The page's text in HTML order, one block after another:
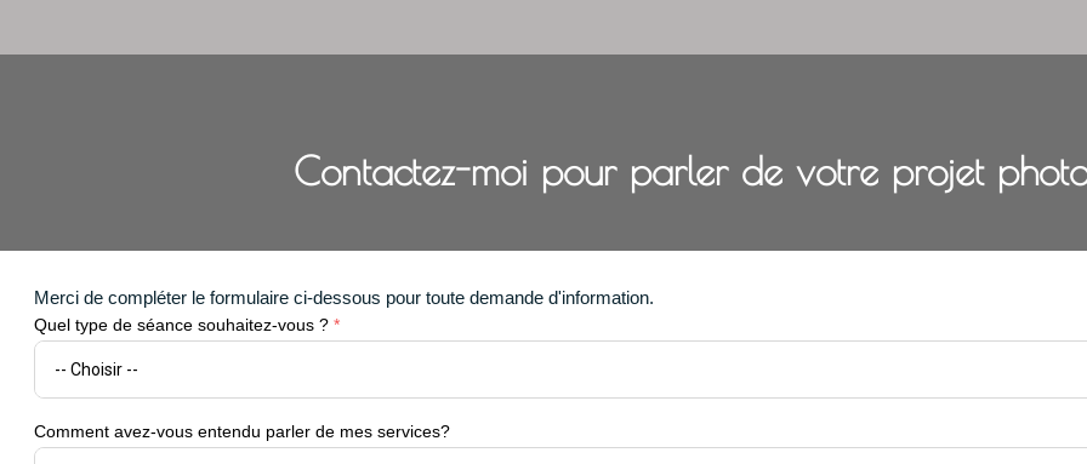
Contactez-moi pour parler de votre projet